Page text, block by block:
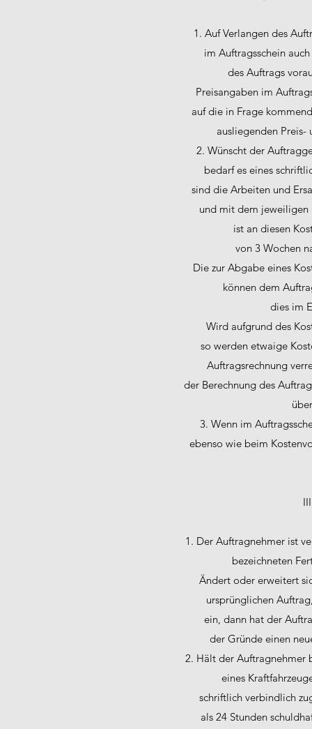
1. Auf Verlangen des
im Auftragsschein
des Auftrags
Preisangaben im
auf die in Frage
ausliegenden
2. Wünscht der
bedarf es eines
sind die Arbeiten und
und mit dem jeweiligen
ist an diesen
von 3 Wochen
Die zur Abgabe eines
können dem
dies im
Wird aufgrund des
so werden etwaige
Auftragsrechnung
der Berechnung des
3. Wenn im
ebenso wie beim
1. Der Auftragnehmer ist
bezeichneten
Ändert oder erweitert
ursprünglichen
ein, dann hat der
der Gründe einen
2. Hält der Auftragnehmer
eines
schriftlich verbindlich
als 24 Stunden